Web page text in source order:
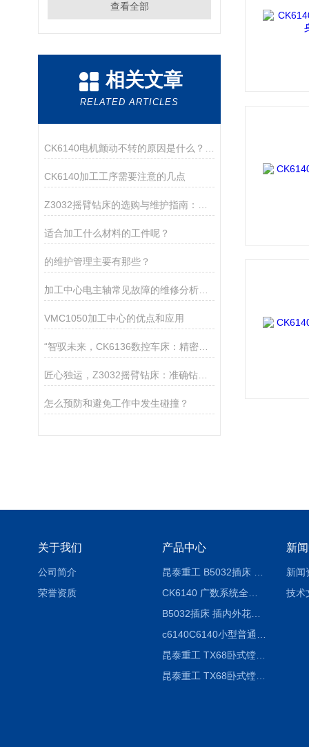
查看全部
相关文章
RELATED ARTICLES
CK6140加工工序需要注意的几点
适合加工什么材料的工件呢？
的维护管理主要有那些？
加工中心电主轴常见故障的维修分析与排除方法
VMC1050加工中心的优点和应用
“智驭未来，CK6136数控车床：精密制造的匠心巨匠“
匠心独运，Z3032摇臂钻床：准确钻孔的艺术工匠
怎么预防和避免工作中发生碰撞？
关于我们
公司简介
荣誉资质
产品中心
B5032插床 插内外花键槽 B5020液压立式插床
昆泰重工 TX68卧式镗床 镗孔机 镗缸机
昆泰重工 TX68卧式镗床 镗孔机 镗缸机 单柱
新
新闻
技术